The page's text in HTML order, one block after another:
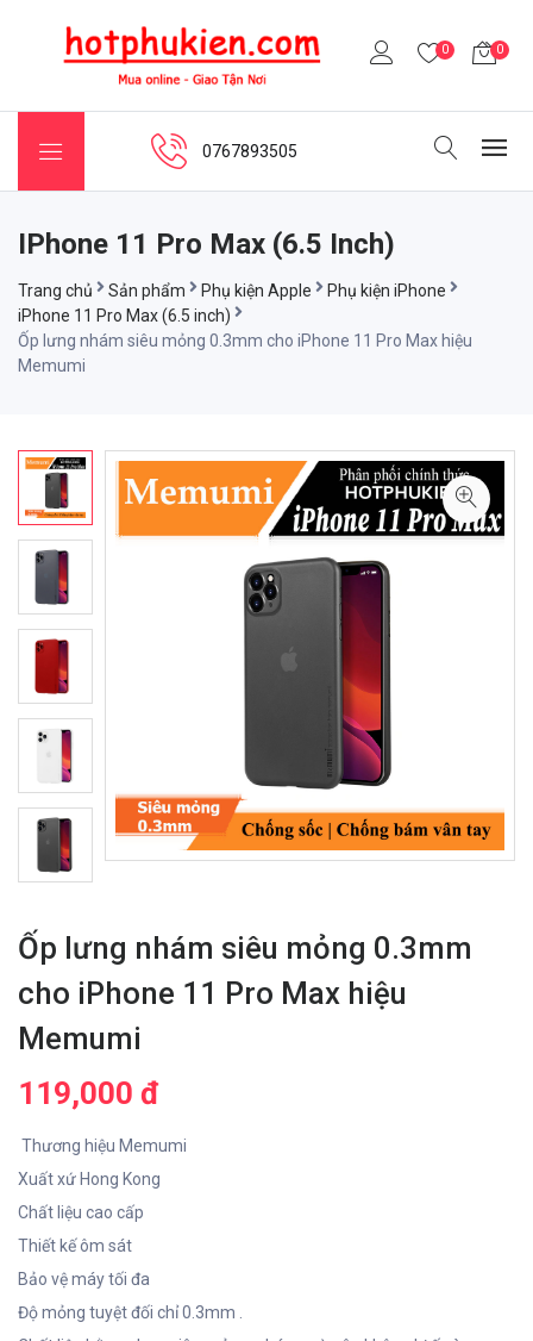
0 0
0767893505
IPhone 11 Pro Max (6.5 Inch)
Trang chủ Sản phẩm Phụ kiện Apple
Phụ kiện iPhone
iPhone 11 Pro Max (6.5 inch)
Ốp lưng nhám siêu mỏng 0.3mm cho iPhone 11 Pro Max hiệu
Memumi
Ốp lưng nhám siêu mỏng 0.3mm
cho iPhone 11 Pro Max hiệu
Memumi
119,000 đ
Thương hiệu Memumi
Xuất xứ Hong Kong
Chất liệu cao cấp
Thiết kế ôm sát
Bảo vệ máy tối đa
Độ mỏng tuyệt đối chỉ 0.3mm .